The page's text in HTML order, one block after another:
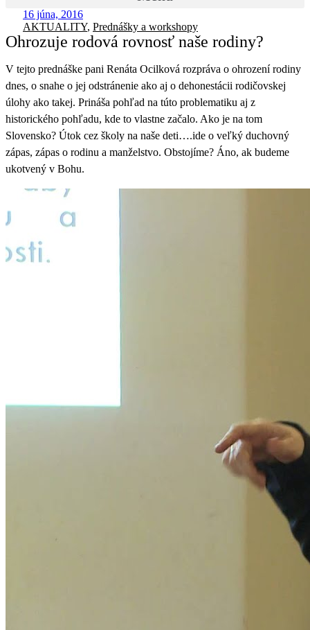
16 júna, 2016
AKTUALITY, Prednášky a workshopy
Ohrozuje rodová rovnosť naše rodiny?
V tejto prednáške pani Renáta Ocilková rozpráva o ohrození rodiny
dnes, o snahe o jej odstránenie ako aj o dehonestácii rodičovskej
úlohy ako takej. Prináša pohľad na túto problematiku aj z
historického pohľadu, kde to vlastne začalo. Ako je na tom
Slovensko? Útok cez školy na naše deti….ide o veľký duchovný
zápas, zápas o rodinu a manželstvo. Obstojíme? Áno, ak budeme
ukotvený v Bohu.